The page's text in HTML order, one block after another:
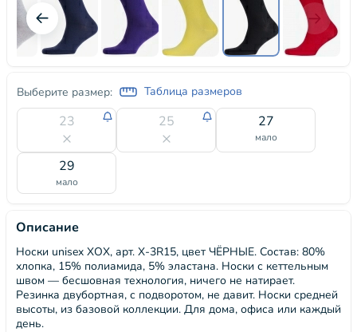
Выберите размер: Таблица размеров
23 25 27
мало
29
мало
Описание
Носки unisex ХОХ, арт. X-3R15, цвет ЧЁРНЫЕ. Состав: 80%
хлопка, 15% полиамида, 5% эластана. Носки с кеттельным
швом — бесшовная технология, ничего не натирает.
Резинка двубортная, с подворотом, не давит. Носки средней
высоты, из базовой коллекции. Для дома, офиса или каждый
день.